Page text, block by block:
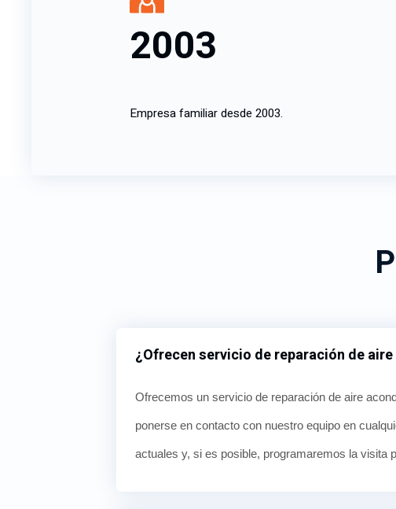
2003
Empresa familiar desde 2003.
¿Ofrecen servicio de reparación de
Ofrecemos un servicio de reparación de aire
ponerse en contacto con nuestro equipo en
actuales y, si es posible, programaremos la visita